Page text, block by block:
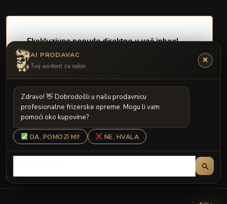
AI PRODAVAC
Tvoj asistent za salon
✕
Zdravo! Dobrodošli u našu prodavnicu
profesionalne frizerske opreme. Mogu li vam
pomoći oko kupovine?
DA, POMOZI MI! NE, HVALA